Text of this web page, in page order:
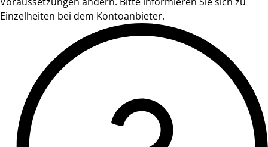
Einzelheiten bei dem Kontoanbieter.